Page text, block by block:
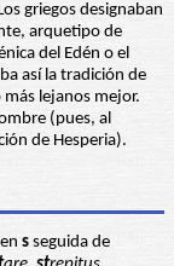
griegos designaban
arquetipo de
del Edén o el
así la tradición de
lejanos mejor.
(pues, al
de Hesperia).
s seguida de